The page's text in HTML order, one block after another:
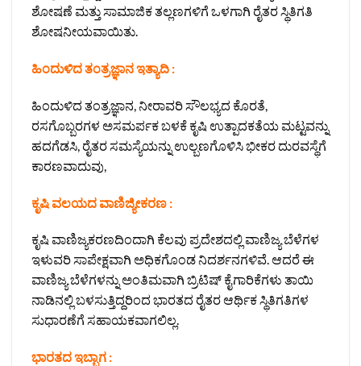
ಶೋಷಣೆ ಮತ್ತು ಸಾಮಾಜಿಕ ತಲ್ಲಣಗಳಿಗೆ ಒಳಗಾಗಿ ರೈತರ ಸ್ಥಿತಿಗತಿ
ಶೋಷನೀಯವಾಯಿತು.
ಹಿಂದುಳಿದ ತಂತ್ರಜ್ಞಾನ ಇತ್ಯಾದಿ :
ಹಿಂದುಳಿದ ತಂತ್ರಜ್ಞಾನ, ನೀರಾವರಿ ಸೌಲಭ್ಯದ ಕೊರತೆ,
ರಸಗೊಬ್ಬರಗಳ ಅಸಮರ್ಪಕ ಬಳಕೆ ಕೃಷಿ ಉತ್ಪಾದಕತೆಯ ಮಟ್ಟವನ್ನು
ಹದಗೆಡಸಿ, ರೈತರ ಸಮಸ್ಯೆಯನ್ನು ಉಲ್ಬಣಗೊಳಿಸಿ ಭೀಕರ ದುರವಸ್ಥೆಗೆ
ಕಾರಣವಾದುವು,
ಕೃಷಿ ವಲಯದ ವಾಣಿಜ್ಯೀಕರಣ :
ಕೃಷಿ ವಾಣಿಜ್ಯಕರಣದಿಂದಾಗಿ ಕೆಲವು ಪ್ರದೇಶದಲ್ಲಿ ವಾಣಿಜ್ಯ ಬೆಳೆಗಳ
ಇಳುವರಿ ಸಾಪೇಕ್ಷವಾಗಿ ಅಧಿಕಗೊಂಡ ನಿದರ್ಶನಗಳಿವೆ. ಆದರೆ ಈ
ವಾಣಿಜ್ಯ ಬೆಳೆಗಳನ್ನು ಅಂತಿಮವಾಗಿ ಬ್ರಿಟಿಷ್ ಕೈಗಾರಿಕೆಗಳು ತಾಯಿ
ನಾಡಿನಲ್ಲಿ ಬಳಸುತ್ತಿದ್ದರಿಂದ ಭಾರತದ ರೈತರ ಆರ್ಥಿಕ ಸ್ಥಿತಿಗತಿಗಳ
ಸುಧಾರಣೆಗೆ ಸಹಾಯಕವಾಗಲಿಲ್ಲ.
ಭಾರತದ ಇಬ್ಬಾಗ :